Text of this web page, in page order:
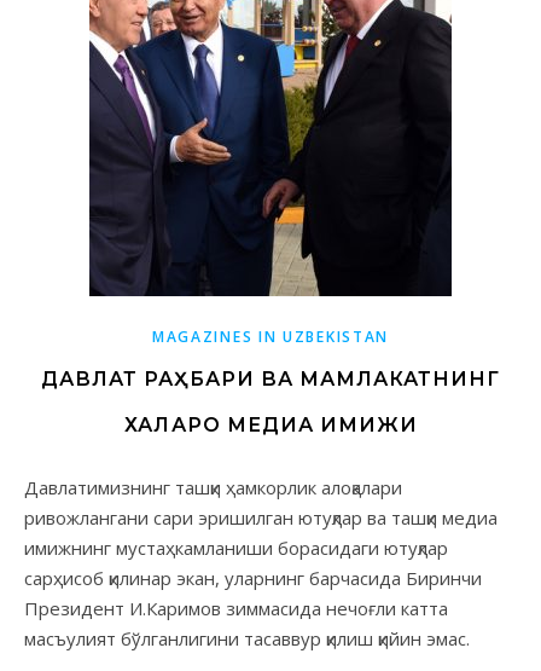
MAGAZINES IN UZBEKISTAN
ДАВЛАТ РАҲБАРИ ВА МАМЛАКАТНИНГ
ХАЛҚАРО МЕДИА ИМИЖИ
Давлатимизнинг ташқи ҳамкорлик алоқалари
ривожлангани сари эришилган ютуқлар ва ташқи медиа
имижнинг мустаҳкамланиши борасидаги ютуқлар
сарҳисоб қилинар экан, уларнинг барчасида Биринчи
Президент И.Каримов зиммасида нечоғли катта
масъулият бўлганлигини тасаввур қилиш қийин эмас.